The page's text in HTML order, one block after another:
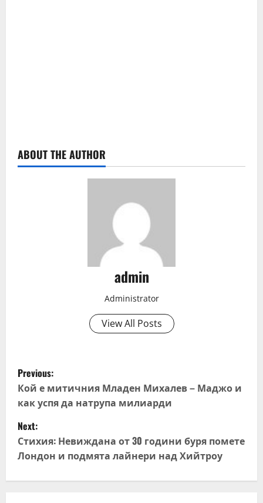
ABOUT THE AUTHOR
admin
Administrator
View All Posts
P
o
s
t
n
Previous:
Кой е митичния Младен Михалев – Маджо и
как успя да натрупа милиарди
Next:
Стихия: Невиждана от 30 години буря помете
Лондон и подмята лайнери над Хийтроу